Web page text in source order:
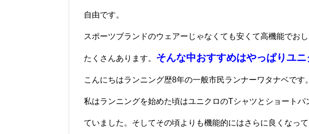
自由です。
スポーツブランドのウェアーじゃなくても安くて高機能でお
たくさんあります。 そんな中おすすめはやっぱりユニ
こんにちはランニング歴8年の一般市民ランナーワタナベです。
私はランニングを始めた頃はユニクロのTシャツとショートパ
ていました。そしてその頃よりも機能的にはさらに良くなっ